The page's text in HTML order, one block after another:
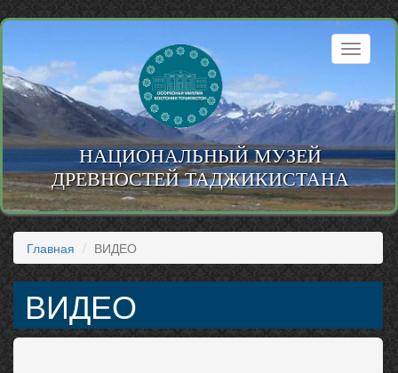
Перейти
основному
содержанию
НАЦИОНАЛЬНЫЙ МУЗЕЙ
ДРЕВНОСТЕЙ ТАДЖИКИСТАНА
Toggle
Главная ВИДЕО
ВИДЕО